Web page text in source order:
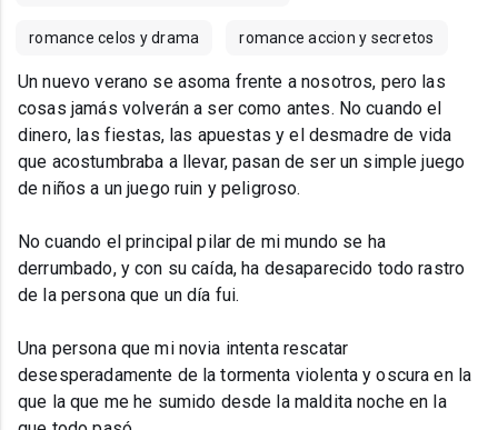
romance celos y drama romance accion y secretos
Un nuevo verano se asoma frente a nosotros, pero las
cosas jamás volverán a ser como antes. No cuando el
dinero, las fiestas, las apuestas y el desmadre de vida
que acostumbraba a llevar, pasan de ser un simple juego
de niños a un juego ruin y peligroso.
No cuando el principal pilar de mi mundo se ha
derrumbado, y con su caída, ha desaparecido todo rastro
de la persona que un día fui.
Una persona que mi novia intenta rescatar
desesperadamente de la tormenta violenta y oscura en la
que la que me he sumido desde la maldita noche en la